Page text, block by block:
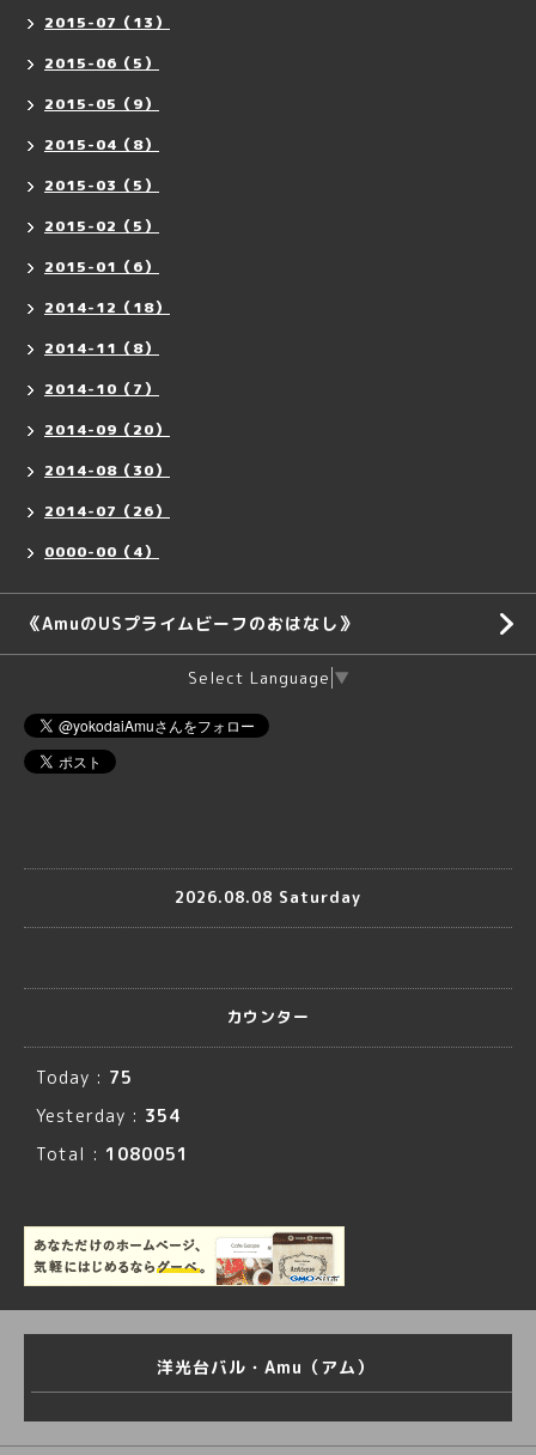
2015-07（13）
2015-06（5）
2015-05（9）
2015-04（8）
2015-03（5）
2015-02（5）
2015-01（6）
2014-12（18）
2014-11（8）
2014-10（7）
2014-09（20）
2014-08（30）
2014-07（26）
0000-00（4）
《AmuのUSプライムビーフのおはなし》
Select Language ▼
2026.08.08 Saturday
カウンター
Today : 75
Yesterday : 354
Total : 1080051
洋光台バル・Amu（アム）